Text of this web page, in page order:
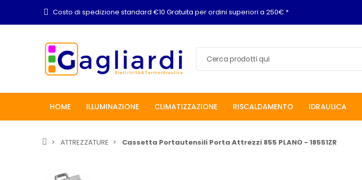
Costo di spedizione standard €10 Gratuita per ordini superiori a 250€ *
HOME ILLUMINAZIONE CLIMATIZZAZIONE RISCALDAMENTO IDRAULICA
ATTREZZATURE Cassetta Portautensili Porta Attrezzi 855 PLANO - 18551ZR